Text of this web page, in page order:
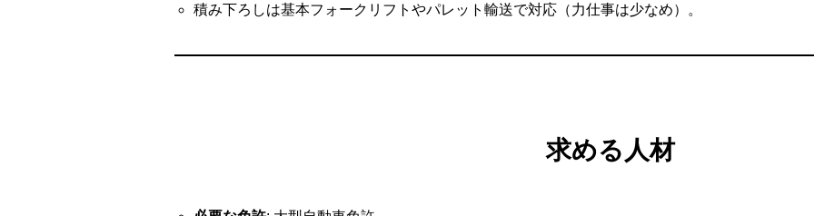
積み下ろしは基本フォークリフトやパレット輸送で対応（力仕事は少なめ）。
求める人材